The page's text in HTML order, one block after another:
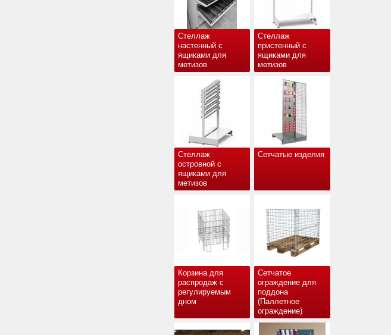
Стеллаж
настенный с
ящиками для
метизов
Стеллаж
пристенный с
ящиками для
метизов
Стеллаж
островной с
ящиками для
метизов
Сетчатые изделия
Корзина для
распродаж с
регулируемым
дном
Сетчатое
ограждение для
поддона
(Паллетное
ограждение)